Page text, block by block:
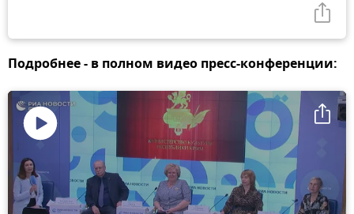
Подробнее - в полном видео пресс-конференции:
Воспроизвести